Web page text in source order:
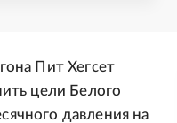
Пит Хегсет
цели Белого
давления на